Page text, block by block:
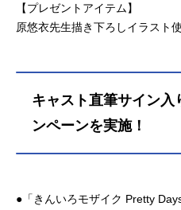
【プレゼントアイテム】
原悠衣先生描き下ろしイラスト
キャスト直筆サイン入
ンペーンを実施！
●「きんいろモザイク Pretty